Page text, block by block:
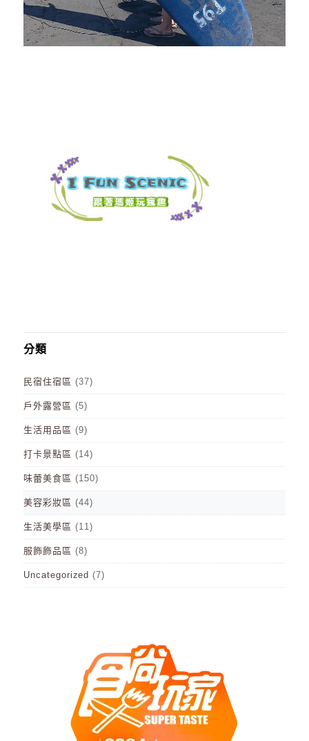
分類
民宿住宿區 (37)
戶外露營區 (5)
生活用品區 (9)
打卡景點區 (14)
味蕾美食區 (150)
美容彩妝區 (44)
生活美學區 (11)
服飾飾品區 (8)
Uncategorized (7)